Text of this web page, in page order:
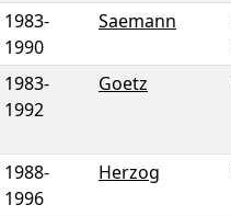
1983-
1990
Saemann
1983-
1992
Goetz
1988-
1996
Herzog